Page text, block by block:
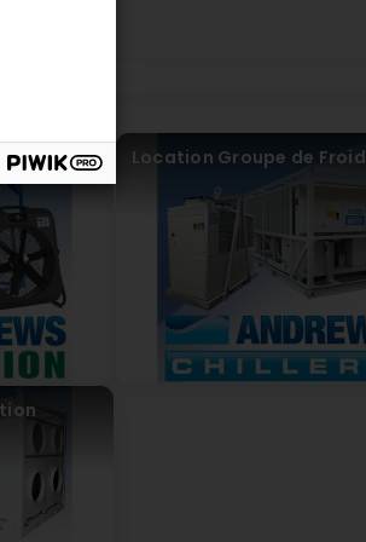
Location Groupe de Froid